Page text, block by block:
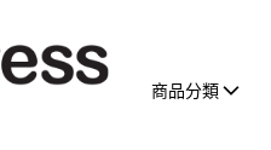
商品分類